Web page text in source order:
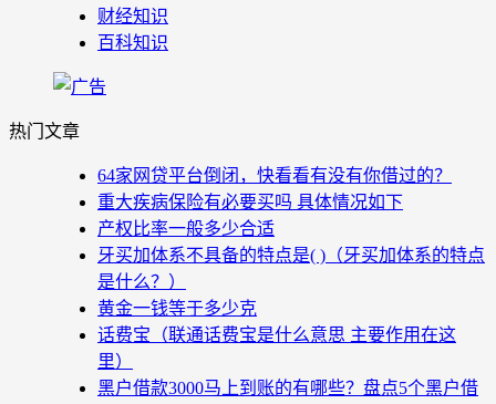
财经知识
百科知识
热门文章
64家网贷平台倒闭，快看看有没有你借过的？
重大疾病保险有必要买吗 具体情况如下
产权比率一般多少合适
牙买加体系不具备的特点是( )（牙买加体系的特点
是什么？）
黄金一钱等于多少克
话费宝（联通话费宝是什么意思 主要作用在这
里）
黑户借款3000马上到账的有哪些？盘点5个黑户借